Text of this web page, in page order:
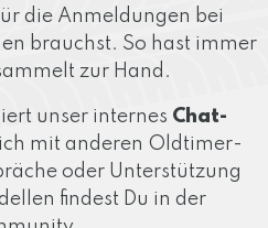
die Anmeldungen bei
brauchst. So hast immer
zur Hand.
unser internes Chat-
mit anderen Oldtimer-
oder Unterstützung
findest Du in der